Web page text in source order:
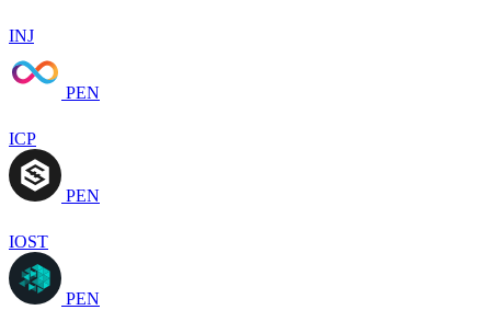
INJ
PEN
ICP
PEN
IOST
PEN